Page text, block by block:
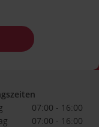
07:00 - 16:00
07:00 - 16:00